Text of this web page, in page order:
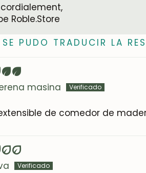
cordialement,
Roble.Store
PUDO TRADUCIR LA
masina
de comedor de